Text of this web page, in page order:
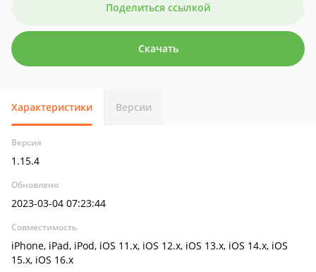
Поделиться ссылкой
Скачать
Характеристики Версии
Версия
1.15.4
Обновлено
2023-03-04 07:23:44
Совместимость
iPhone, iPad, iPod, iOS 11.x, iOS 12.x, iOS 13.x, iOS 14.x, iOS
15.x, iOS 16.x